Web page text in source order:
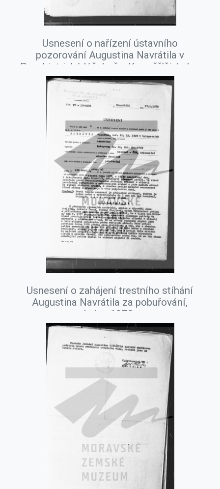
Usnesení o nařízení ústavního
pozorování Augustina Navrátila v
Psychiatrické léčebně v Kroměříži, leden
1978.
Usnesení o zahájení trestního stíhání
Augustina Navrátila za pobuřování,
leden 1978.